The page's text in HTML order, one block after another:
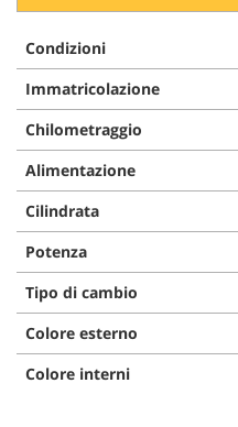
Condizioni
Immatricolazione
Chilometraggio
Alimentazione
Cilindrata
Potenza
Tipo di cambio
Colore esterno
Colore interni